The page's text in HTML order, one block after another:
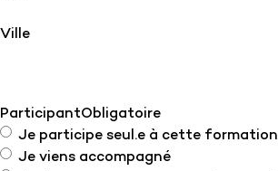
Ville
ParticipantObligatoire
Je participe seul.e à cette formation
Je viens accompagné